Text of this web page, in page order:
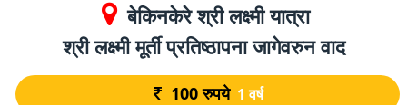
बेकिनकेरे श्री लक्ष्मी यात्रा
श्री लक्ष्मी मूर्ती प्रतिष्ठापना जागेवरुन वाद
100 रुपये 1 वर्ष